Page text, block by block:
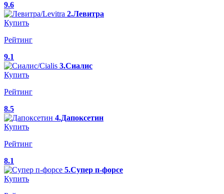
9.6
2.Левитра
Купить
Рейтинг
9.1
3.Сиалис
Купить
Рейтинг
8.5
4.Дапоксетин
Купить
Рейтинг
8.1
5.Супер п-форсе
Купить